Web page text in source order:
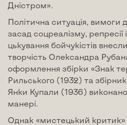
Дністром».
Політична ситуація, вимоги
засад соцреалізму, репресії
цькування бойчукістів
творчість Олександра
оформлення збірки «Знак
Рильського (1932) та
Янки Купали (1936) виконано
манері.
Однак «мистецький